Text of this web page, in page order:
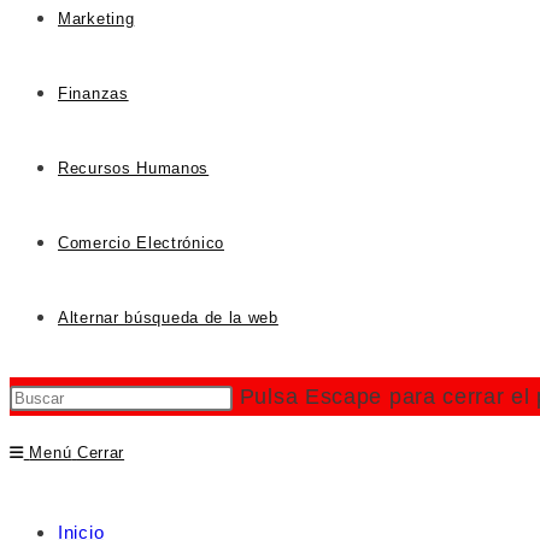
Marketing
Finanzas
Recursos Humanos
Comercio Electrónico
Alternar búsqueda de la web
Pulsa Escape para cerrar el
Menú Cerrar
Inicio